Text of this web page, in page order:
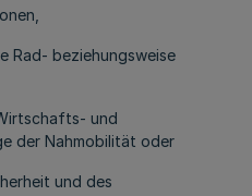
Rad- beziehungsweise
und
der Nahmobilität oder
und des